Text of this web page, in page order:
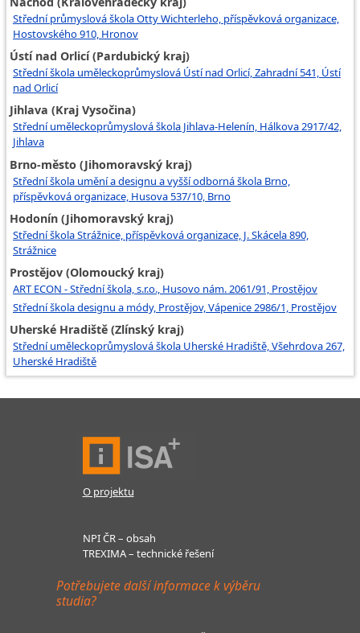
Střední průmyslová škola Otty Wichterleho, příspěvková organizace,
Hostovského 910, Hronov
Ústí nad Orlicí (Pardubický kraj)
Střední škola uměleckoprůmyslová Ústí nad Orlicí, Zahradní 541, Ústí
nad Orlicí
Jihlava (Kraj Vysočina)
Střední uměleckoprůmyslová škola Jihlava-Helenín, Hálkova 2917/42,
Jihlava
Brno-město (Jihomoravský kraj)
Střední škola umění a designu a vyšší odborná škola Brno,
příspěvková organizace, Husova 537/10, Brno
Hodonín (Jihomoravský kraj)
Střední škola Strážnice, příspěvková organizace, J. Skácela 890,
Strážnice
Prostějov (Olomoucký kraj)
ART ECON - Střední škola, s.r.o., Husovo nám. 2061/91, Prostějov
Střední škola designu a módy, Prostějov, Vápenice 2986/1, Prostějov
Uherské Hradiště (Zlínský kraj)
Střední uměleckoprůmyslová škola Uherské Hradiště, Všehrdova 267,
Uherské Hradiště
O projektu
NPI ČR – obsah
TREXIMA – technické řešení
Potřebujete další informace k výběru
studia?